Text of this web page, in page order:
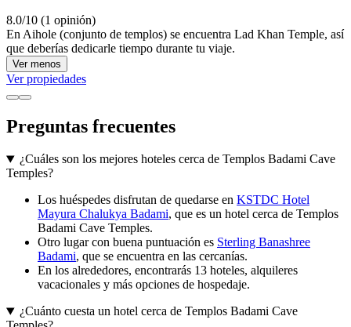
8.0/10 (1 opinión)
En Aihole (conjunto de templos) se encuentra Lad Khan Temple, así
que deberías dedicarle tiempo durante tu viaje.
Ver menos
Ver propiedades
Preguntas frecuentes
¿Cuáles son los mejores hoteles cerca de Templos Badami Cave
Temples?
Los huéspedes disfrutan de quedarse en KSTDC Hotel
Mayura Chalukya Badami, que es un hotel cerca de Templos
Badami Cave Temples.
Otro lugar con buena puntuación es Sterling Banashree
Badami, que se encuentra en las cercanías.
En los alrededores, encontrarás 13 hoteles, alquileres
vacacionales y más opciones de hospedaje.
¿Cuánto cuesta un hotel cerca de Templos Badami Cave